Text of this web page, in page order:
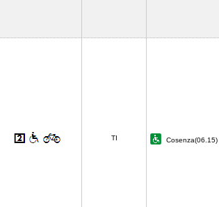
TI Cosenza(06.15)